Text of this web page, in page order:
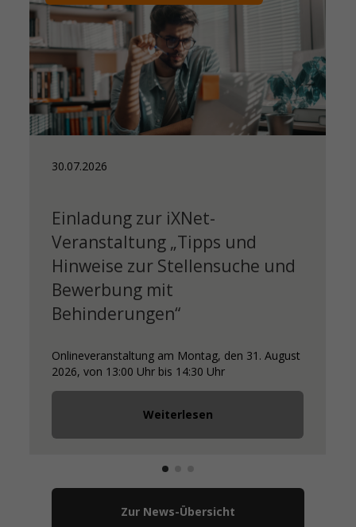
30.07.2026
Einladung zur iXNet-
Veranstaltung „Tipps und
Hinweise zur Stellensuche und
Bewerbung mit
Behinderungen“
Onlineveranstaltung am Montag, den 31. August
2026, von 13:00 Uhr bis 14:30 Uhr
Weiterlesen
Zur News-Übersicht